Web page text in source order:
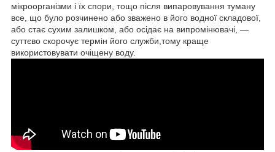
мікроорганізми і їх спори, тощо після випаровування туману
все, що було розчинено або зважено в його водної складової,
або стає сухим залишком, або осідає на випромінювачі, —
суттєво скорочує термін його служби,тому краще
використовувати очіщену воду.